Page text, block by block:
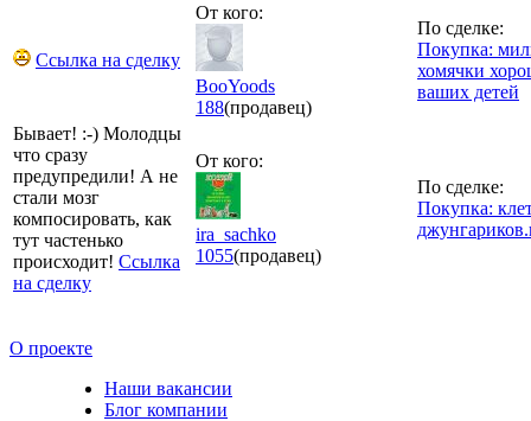
Ссылка на сделку
От кого:
BooYoods
188(продавец)
По сделке:
Покупка:
хомячки
ваших детей
Бывает! :-) Молодцы
что сразу
предупредили! А не
стали мозг
компосировать, как
тут частенько
происходит! Ссылка
на сделку
От кого:
ira_sachko
1055(продавец)
По сделке:
Покупка:
О проекте
Наши вакансии
Блог компании